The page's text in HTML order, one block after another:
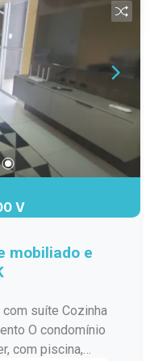
no Connect
V
mobiliado e
suíte Cozinha
O condomínio
com piscina,